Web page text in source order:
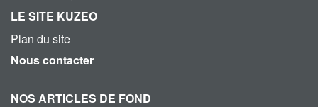
LE SITE KUZEO
Plan du site
Nous contacter
NOS ARTICLES DE FOND